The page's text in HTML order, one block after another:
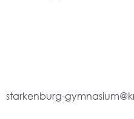
starkenburg-